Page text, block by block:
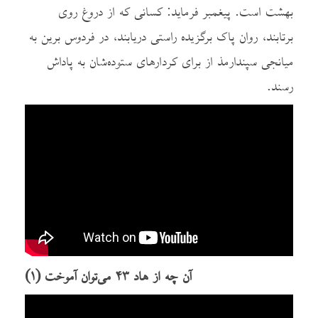
بهشت است. پيغمبر فرماید: کسانی که از دروغ روی
برتابند، روان پاک برگزیده راستی دریابند، در فردوس برین به
میانجی سپندارمذ از برای کردارهای ستوده‌شان به پاداش
رسند.
آن چه از هاد ۴۳ می‌توان آموخت (۱)